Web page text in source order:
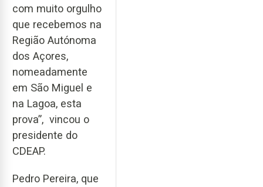
com muito orgulho
que recebemos na
Região Autónoma
dos Açores,
nomeadamente
em São Miguel e
na Lagoa, esta
prova”, vincou o
presidente do
CDEAP.
Pedro Pereira, que